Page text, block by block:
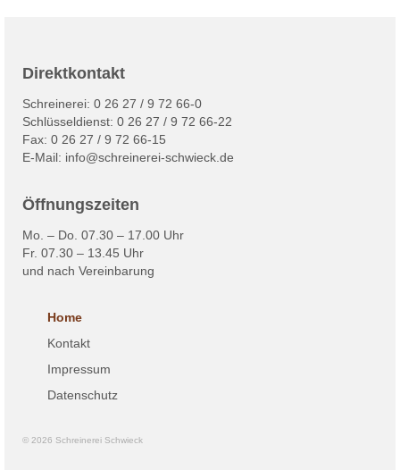
Direktkontakt
Schreinerei: 0 26 27 / 9 72 66-0
Schlüsseldienst: 0 26 27 / 9 72 66-22
Fax: 0 26 27 / 9 72 66-15
E-Mail: info@schreinerei-schwieck.de
Öffnungszeiten
Mo. – Do. 07.30 – 17.00 Uhr
Fr. 07.30 – 13.45 Uhr
und nach Vereinbarung
Home
Kontakt
Impressum
Datenschutz
© 2026 Schreinerei Schwieck